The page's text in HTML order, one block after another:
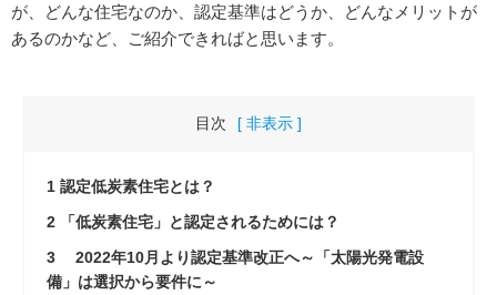
が、どんな住宅なのか、認定基準はどうか、どんなメリットが
あるのかなど、ご紹介できればと思います。
目次 [ 非表示 ]
1 認定低炭素住宅とは？
2 「低炭素住宅」と認定されるためには？
3 2022年10月より認定基準改正へ～「太陽光発電設
備」は選択から要件に～